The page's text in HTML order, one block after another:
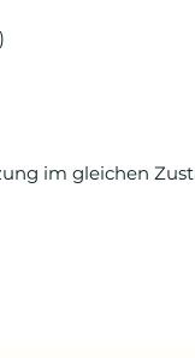
im gleichen